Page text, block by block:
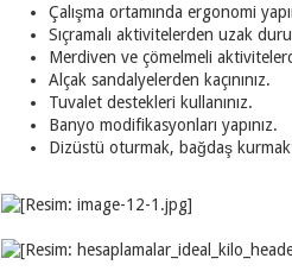
Çalışma ortamında ergonomi
Sıçramalı
Merdiven ve çömelmeli
Alçak sandalyelerden kaçınınız.
Tuvalet destekleri kullanınız.
Banyo modifikasyonları yapınız.
Dizüstü oturmak, bağdaş